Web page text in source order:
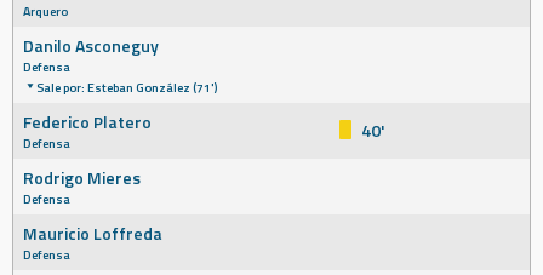
Arquero
Danilo Asconeguy
Defensa
Sale por: Esteban González (71')
Federico Platero
Defensa
40'
Rodrigo Mieres
Defensa
Mauricio Loffreda
Defensa